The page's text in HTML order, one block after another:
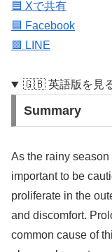
🟦 Xで共有
🟦 Facebook
🟩 LINE
🇬🇧 英語版を見
Summary
As the rainy season
important to be
proliferate in the
and discomfort.
common cause of